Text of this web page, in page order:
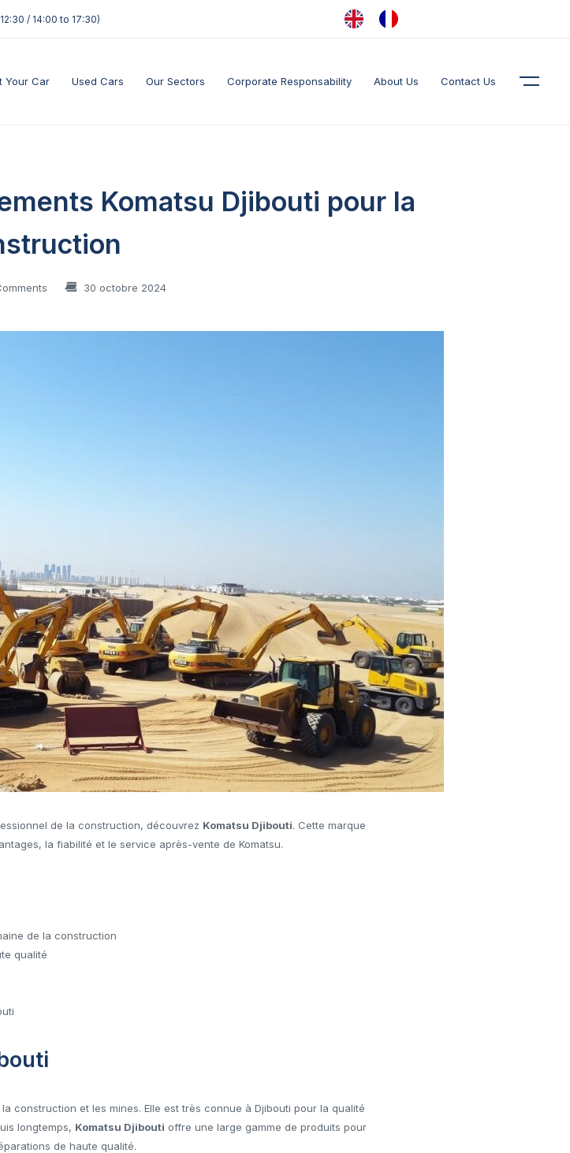
/ 14:00 to 17:30)
Your Car Used Cars Our Sectors Corporate Responsability About Us Contact Us
Komatsu Djibouti pour la
30 octobre 2024
de la construction, découvrez Komatsu Djibouti. Cette marque
la fiabilité et le service après-vente de Komatsu.
de la construction
qualité
construction et les mines. Elle est très connue à Djibouti pour la qualité
longtemps, Komatsu Djibouti offre une large gamme de produits pour
de haute qualité.